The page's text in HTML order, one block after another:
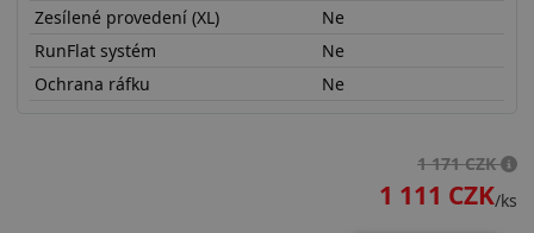
Zesílené provedení (XL)
Ne
RunFlat systém
Ne
Ochrana ráfku
Ne
1 171 CZK
1 111 CZK/ks